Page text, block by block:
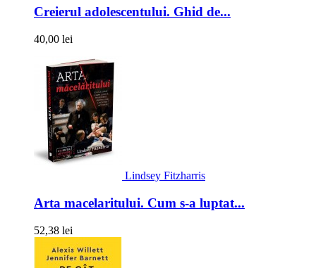
Creierul adolescentului. Ghid de...
40,00 lei
Lindsey Fitzharris
Arta macelaritului. Cum s-a luptat...
52,38 lei